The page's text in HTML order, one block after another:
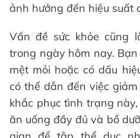
ảnh hưởng đến hiệu suất
Vấn đề sức khỏe cũng
trong ngày hôm nay.
mệt mỏi hoặc có dấu
có thể dẫn đến việc
khắc phục tình trạng
ăn uống đầy đủ và bổ